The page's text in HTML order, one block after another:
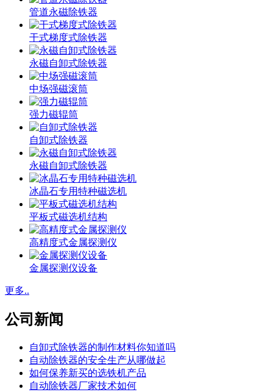
管道永磁除铁器
干式梯度式除铁器
永磁自卸式除铁器
中场强磁滚筒
强力磁辊筒
自卸式除铁器
永磁自卸式除铁器
冰晶石专用特种磁选机
平板式磁选机结构
高精度式金属探测仪
金属探测仪设备
更多..
公司新闻
自卸式除铁器的制作材料你知道吗
自动除铁器的安全生产从哪做起
如何保养新买的选铁机产品
自动除铁器厂家技术如何